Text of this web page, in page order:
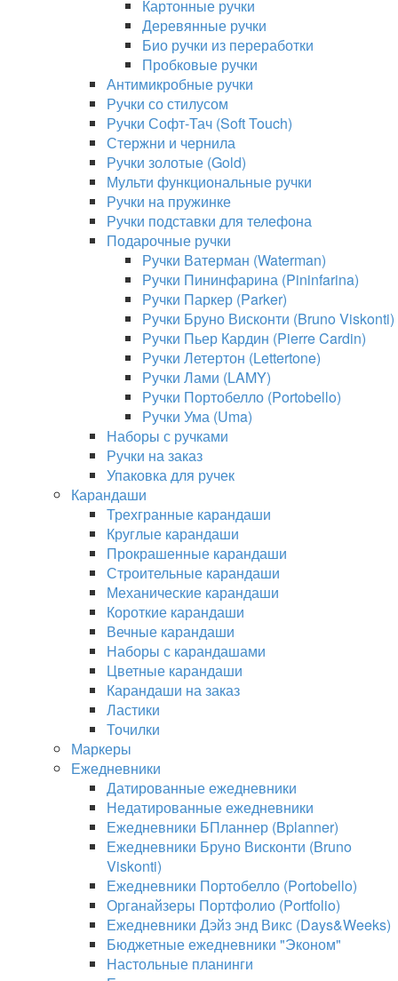
Картонные ручки
Деревянные ручки
Био ручки из переработки
Пробковые ручки
Антимикробные ручки
Ручки со стилусом
Ручки Софт-Тач (Soft Touch)
Стержни и чернила
Ручки золотые (Gold)
Мульти функциональные ручки
Ручки на пружинке
Ручки подставки для телефона
Подарочные ручки
Ручки Ватерман (Waterman)
Ручки Пининфарина (Pininfarina)
Ручки Паркер (Parker)
Ручки Бруно Висконти (Bruno Viskonti)
Ручки Пьер Кардин (Pierre Cardin)
Ручки Летертон (Lettertone)
Ручки Лами (LAMY)
Ручки Портобелло (Portobello)
Ручки Ума (Uma)
Наборы с ручками
Ручки на заказ
Упаковка для ручек
Карандаши
Трехгранные карандаши
Круглые карандаши
Прокрашенные карандаши
Строительные карандаши
Механические карандаши
Короткие карандаши
Вечные карандаши
Наборы с карандашами
Цветные карандаши
Карандаши на заказ
Ластики
Точилки
Маркеры
Ежедневники
Датированные ежедневники
Недатированные ежедневники
Ежедневники БПланнер (Bplanner)
Ежедневники Бруно Висконти (Bruno
Viskonti)
Ежедневники Портобелло (Portobello)
Органайзеры Портфолио (Portfolio)
Ежедневники Дэйз энд Викс (Days&Weeks)
Бюджетные ежедневники "Эконом"
Настольные планинги